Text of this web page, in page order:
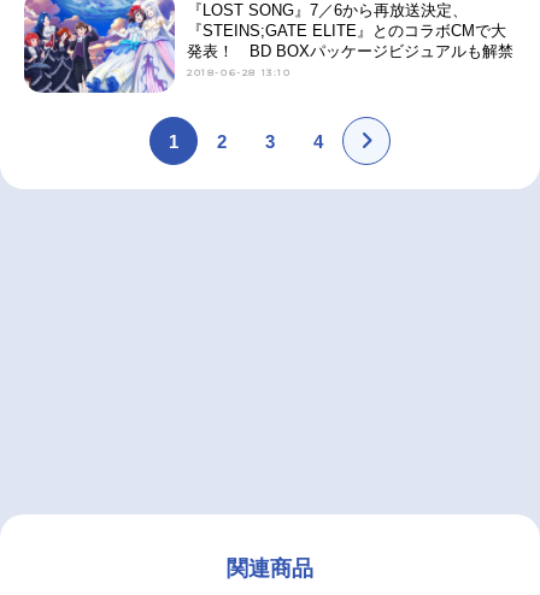
『LOST SONG』7／6から再放送決定、
『STEINS;GATE ELITE』とのコラボCMで大
発表！ BD BOXパッケージビジュアルも解禁
2018-06-28 13:10
1 2 3 4
関連商品